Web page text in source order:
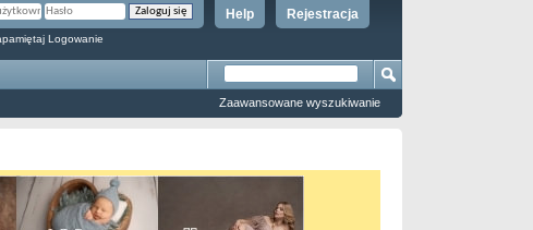
Rejestracja
Help
Logowanie
Zaawansowane wyszukiwanie